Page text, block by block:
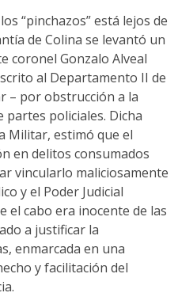
“pinchazos” está lejos de
de Colina se levantó un
coronel Gonzalo Alveal
al Departamento II de
– por obstrucción a la
partes policiales. Dicha
Militar, estimó que el
en delitos consumados
vincularlo maliciosamente
y el Poder Judicial
el cabo era inocente de las
a justificar la
enmarcada en una
y facilitación del